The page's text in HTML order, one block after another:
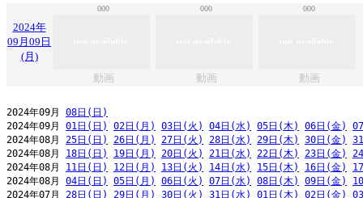
000 000 000
2024年
09月09日
(月)
動画
動画 動画
2024年09月 08日(日)
2024年09月 01日(日) 02日(月) 03日(火) 04日(水) 05日(木) 06日(金)
2024年08月 25日(日) 26日(月) 27日(火) 28日(水) 29日(木) 30日(金)
2024年08月 18日(日) 19日(月) 20日(火) 21日(水) 22日(木) 23日(金)
2024年08月 11日(日) 12日(月) 13日(火) 14日(水) 15日(木) 16日(金)
2024年08月 04日(日) 05日(月) 06日(火) 07日(水) 08日(木) 09日(金)
2024年07月 28日(日) 29日(月) 30日(火) 31日(水) 01日(木) 02日(金)